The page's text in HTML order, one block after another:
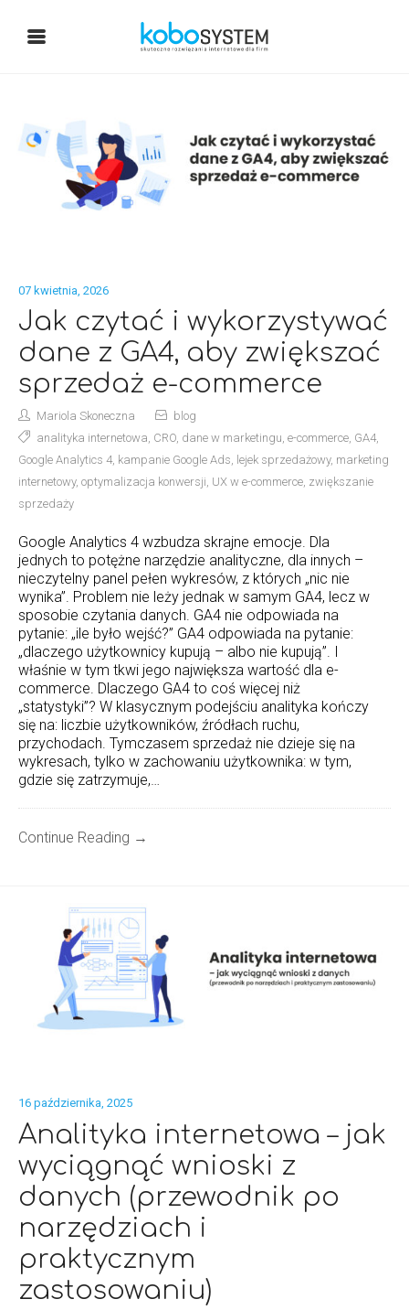
07 kwietnia, 2026
Jak czytać i wykorzystywać
dane z GA4, aby zwiększać
sprzedaż e-commerce
Mariola Skoneczna
blog
analityka internetowa, CRO, dane w marketingu, e-commerce, GA4,
Google Analytics 4, kampanie Google Ads, lejek sprzedażowy, marketing
internetowy, optymalizacja konwersji, UX w e-commerce, zwiększanie
sprzedaży
Google Analytics 4 wzbudza skrajne emocje. Dla
jednych to potężne narzędzie analityczne, dla innych –
nieczytelny panel pełen wykresów, z których „nic nie
wynika”. Problem nie leży jednak w samym GA4, lecz w
sposobie czytania danych. GA4 nie odpowiada na
pytanie: „ile było wejść?” GA4 odpowiada na pytanie:
„dlaczego użytkownicy kupują – albo nie kupują”. I
właśnie w tym tkwi jego największa wartość dla e-
commerce. Dlaczego GA4 to coś więcej niż
„statystyki”? W klasycznym podejściu analityka kończy
się na: liczbie użytkowników, źródłach ruchu,
przychodach. Tymczasem sprzedaż nie dzieje się na
wykresach, tylko w zachowaniu użytkownika: w tym,
gdzie się zatrzymuje,…
Continue Reading →
16 października, 2025
Analityka internetowa – jak
wyciągnąć wnioski z
danych (przewodnik po
narzędziach i
praktycznym
zastosowaniu)